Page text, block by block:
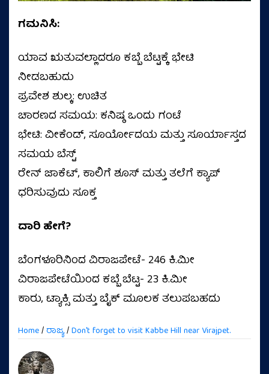
ಗಮನಿಸಿ:
ಯಾವ ಋತುವಲ್ಲಾದರೂ ಕಬ್ಬೆ ಬೆಟ್ಟಕ್ಕೆ ಭೇಟಿ
ನೀಡಬಹುದು
ಪ್ರವೇಶ ಶುಲ್ಕ: ಉಚಿತ
ಚಾರಣದ ಸಮಯ: ಕನಿಷ್ಠ ಒಂದು ಗಂಟೆ
ಭೇಟಿ: ವೀಕೆಂಡ್‌, ಸೂರ್ಯೋದಯ ಮತ್ತು ಸೂರ್ಯಾಸ್ತದ
ಸಮಯ ಬೆಸ್ಟ್
ರೇನ್‌ ಜಾಕೆಟ್‌, ಕಾಲಿಗೆ ಶೂಸ್‌ ಮತ್ತು ತಲೆಗೆ ಕ್ಯಾಪ್‌
ಧರಿಸುವುದು ಸೂಕ್ತ
ದಾರಿ ಹೇಗೆ?
ಬೆಂಗಳೂರಿನಿಂದ ವಿರಾಜಪೇಟೆ- 246 ಕಿ.ಮೀ
ವಿರಾಜಪೇಟೆಯಿಂದ ಕಬ್ಬೆ ಬೆಟ್ಟ- 23 ಕಿ.ಮೀ
ಕಾರು, ಟ್ಯಾಕ್ಸಿ ಮತ್ತು ಬೈಕ್‌ ಮೂಲಕ ತಲುಪಬಹದು
Home/ರಾಜ್ಯ/Don't forget to visit Kabbe Hill near Virajpet.